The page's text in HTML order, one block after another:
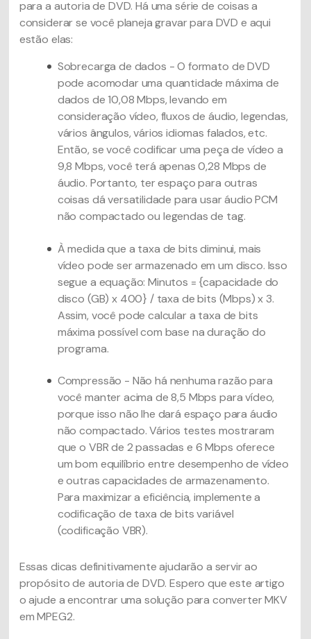
para a autoria de DVD. Há uma série de coisas a
considerar se você planeja gravar para DVD e aqui
estão elas:
Sobrecarga de dados - O formato de DVD
pode acomodar uma quantidade máxima de
dados de 10,08 Mbps, levando em
consideração vídeo, fluxos de áudio, legendas,
vários ângulos, vários idiomas falados, etc.
Então, se você codificar uma peça de vídeo a
9,8 Mbps, você terá apenas 0,28 Mbps de
áudio. Portanto, ter espaço para outras
coisas dá versatilidade para usar áudio PCM
não compactado ou legendas de tag.
À medida que a taxa de bits diminui, mais
vídeo pode ser armazenado em um disco. Isso
segue a equação: Minutos = {capacidade do
disco (GB) x 400} / taxa de bits (Mbps) x 3.
Assim, você pode calcular a taxa de bits
máxima possível com base na duração do
programa.
Compressão - Não há nenhuma razão para
você manter acima de 8,5 Mbps para vídeo,
porque isso não lhe dará espaço para áudio
não compactado. Vários testes mostraram
que o VBR de 2 passadas e 6 Mbps oferece
um bom equilíbrio entre desempenho de vídeo
e outras capacidades de armazenamento.
Para maximizar a eficiência, implemente a
codificação de taxa de bits variável
(codificação VBR).
Essas dicas definitivamente ajudarão a servir ao
propósito de autoria de DVD. Espero que este artigo
o ajude a encontrar uma solução para converter MKV
em MPEG2.